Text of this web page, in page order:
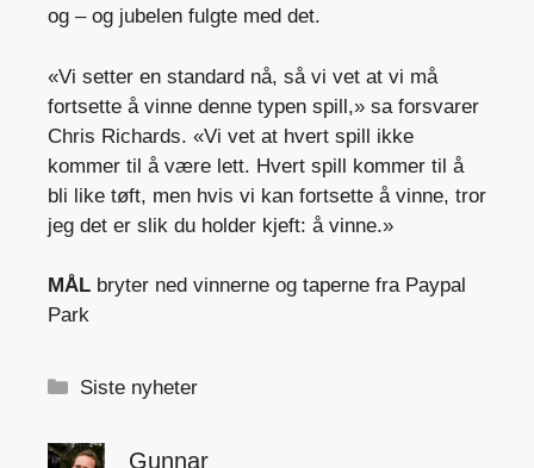
og – og jubelen fulgte med det.
«Vi setter en standard nå, så vi vet at vi må
fortsette å vinne denne typen spill,» sa forsvarer
Chris Richards. «Vi vet at hvert spill ikke
kommer til å være lett. Hvert spill kommer til å
bli like tøft, men hvis vi kan fortsette å vinne, tror
jeg det er slik du holder kjeft: å vinne.»
MÅL bryter ned vinnerne og taperne fra Paypal
Park
Kategorier
Siste nyheter
Gunnar